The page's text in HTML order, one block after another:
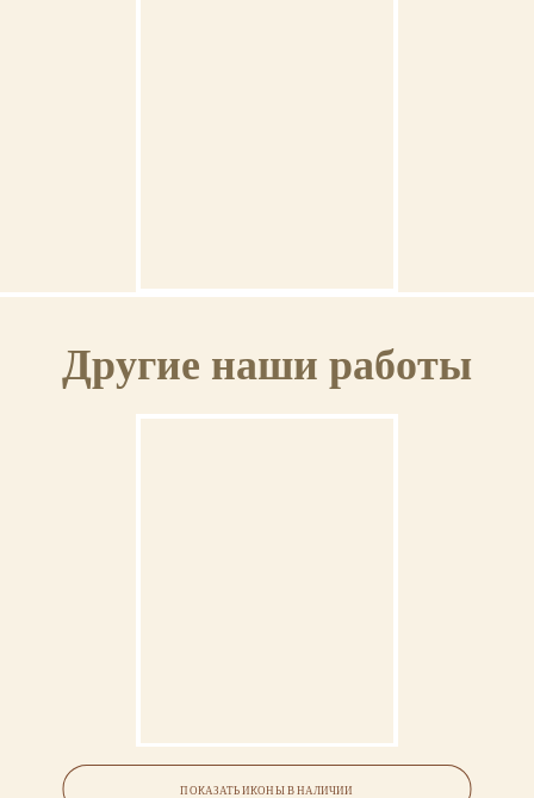
ГАРАНТИЯ
Другие наши работы
Икона «Иулиания Московская
игумения»
ПОКАЗАТЬ ИКОНЫ В НАЛИЧИИ